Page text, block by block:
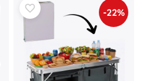
-22%